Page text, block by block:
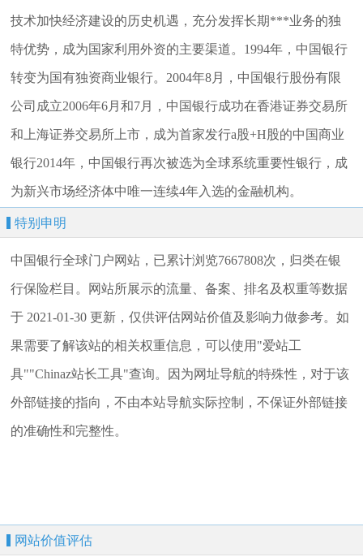
技术加快经济建设的历史机遇，充分发挥长期***业务的独
特优势，成为国家利用外资的主要渠道。1994年，中国银行
转变为国有独资商业银行。2004年8月，中国银行股份有限
公司成立2006年6月和7月，中国银行成功在香港证券交易所
和上海证券交易所上市，成为首家发行a股+H股的中国商业
银行2014年，中国银行再次被选为全球系统重要性银行，成
为新兴市场经济体中唯一连续4年入选的金融机构。
特别申明
中国银行全球门户网站，已累计浏览7667808次，归类在银
行保险栏目。网站所展示的流量、备案、排名及权重等数据
于 2021-01-30 更新，仅供评估网站价值及影响力做参考。如
果需要了解该站的相关权重信息，可以使用"爱站工
具""Chinaz站长工具"查询。因为网址导航的特殊性，对于该
外部链接的指向，不由本站导航实际控制，不保证外部链接
的准确性和完整性。
网站价值评估